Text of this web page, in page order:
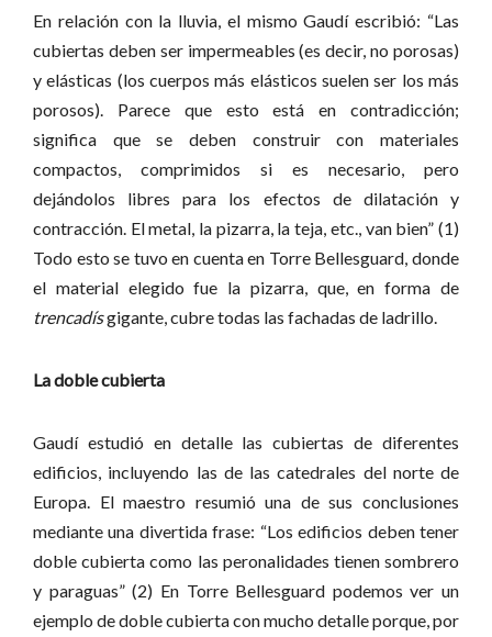
En relación con la lluvia, el mismo Gaudí escribió: “Las
cubiertas deben ser impermeables (es decir, no porosas)
y elásticas (los cuerpos más elásticos suelen ser los más
porosos). Parece que esto está en contradicción;
significa que se deben construir con materiales
compactos, comprimidos si es necesario, pero
dejándolos libres para los efectos de dilatación y
contracción. El metal, la pizarra, la teja, etc., van bien” (1)
Todo esto se tuvo en cuenta en Torre Bellesguard, donde
el material elegido fue la pizarra, que, en forma de
trencadísgigante, cubre todas las fachadas de ladrillo.
La doble cubierta
Gaudí estudió en detalle las cubiertas de diferentes
edificios, incluyendo las de las catedrales del norte de
Europa. El maestro resumió una de sus conclusiones
mediante una divertida frase: “Los edificios deben tener
doble cubierta como las peronalidades tienen sombrero
y paraguas” (2) En Torre Bellesguard podemos ver un
ejemplo de doble cubierta con mucho detalle porque, por